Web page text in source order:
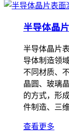
半导体晶
半导体晶片
导体制造领
不同材质、
晶圆、玻璃
的方式，形
件制造、三
查看更多